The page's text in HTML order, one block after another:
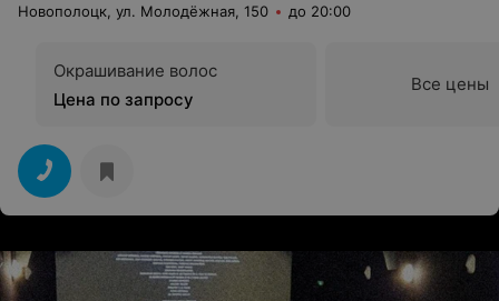
Новополоцк, ул. Молодёжная, 150 до 20:00
Окрашивание волос
Цена по запросу
Все цены